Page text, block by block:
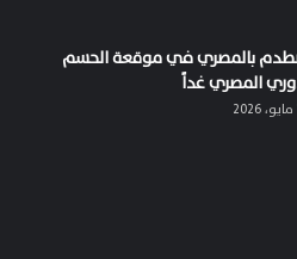
بالمصري في موقعة الحسم
المصري غداً